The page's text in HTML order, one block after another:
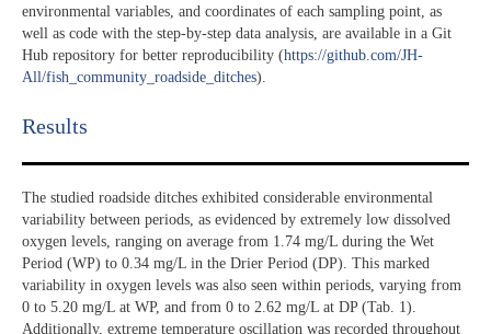
environmental variables, and coordinates of each sampling point, as
well as code with the step-by-step data analysis, are available in a Git
Hub repository for better reproducibility (https://github.com/JH-
All/fish_community_roadside_ditches).
Results​
The studied roadside ditches exhibited considerable environmental
variability between periods, as evidenced by extremely low dissolved
oxygen levels, ranging on average from 1.74 mg/L during the Wet
Period (WP) to 0.34 mg/L in the Drier Period (DP). This marked
variability in oxygen levels was also seen within periods, varying from
0 to 5.20 mg/L at WP, and from 0 to 2.62 mg/L at DP (Tab. 1).
Additionally, extreme temperature oscillation was recorded throughout